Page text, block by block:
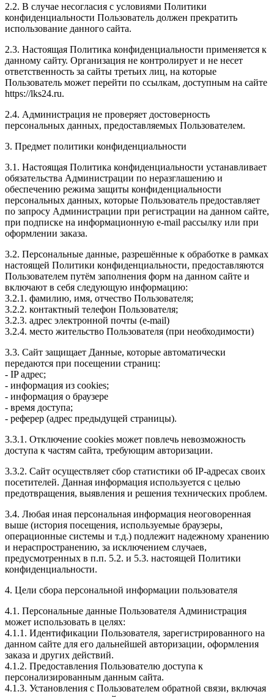
2.2. В случае несогласия с условиями Политики
конфиденциальности Пользователь должен прекратить
использование данного сайта.
2.3. Настоящая Политика конфиденциальности применяется к
данному сайту. Организация не контролирует и не несет
ответственность за сайты третьих лиц, на которые
Пользователь может перейти по ссылкам, доступным на сайте
https://lks24.ru.
2.4. Администрация не проверяет достоверность
персональных данных, предоставляемых Пользователем.
3. Предмет политики конфиденциальности
3.1. Настоящая Политика конфиденциальности устанавливает
обязательства Администрации по неразглашению и
обеспечению режима защиты конфиденциальности
персональных данных, которые Пользователь предоставляет
по запросу Администрации при регистрации на данном сайте,
при подписке на информационную e-mail рассылку или при
оформлении заказа.
3.2. Персональные данные, разрешённые к обработке в рамках
настоящей Политики конфиденциальности, предоставляются
Пользователем путём заполнения форм на данном сайте и
включают в себя следующую информацию:
3.2.1. фамилию, имя, отчество Пользователя;
3.2.2. контактный телефон Пользователя;
3.2.3. адрес электронной почты (e-mail)
3.2.4. место жительство Пользователя (при необходимости)
3.3. Сайт защищает Данные, которые автоматически
передаются при посещении страниц:
- IP адрес;
- информация из cookies;
- информация о браузере
- время доступа;
- реферер (адрес предыдущей страницы).
3.3.1. Отключение cookies может повлечь невозможность
доступа к частям сайта, требующим авторизации.
3.3.2. Сайт осуществляет сбор статистики об IP-адресах своих
посетителей. Данная информация используется с целью
предотвращения, выявления и решения технических проблем.
3.4. Любая иная персональная информация неоговоренная
выше (история посещения, используемые браузеры,
операционные системы и т.д.) подлежит надежному хранению
и нераспространению, за исключением случаев,
предусмотренных в п.п. 5.2. и 5.3. настоящей Политики
конфиденциальности.
4. Цели сбора персональной информации пользователя
4.1. Персональные данные Пользователя Администрация
может использовать в целях:
4.1.1. Идентификации Пользователя, зарегистрированного на
данном сайте для его дальнейшей авторизации, оформления
заказа и других действий.
4.1.2. Предоставления Пользователю доступа к
персонализированным данным сайта.
4.1.3. Установления с Пользователем обратной связи, включая